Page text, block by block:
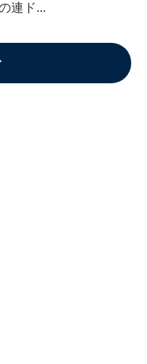
連ド...